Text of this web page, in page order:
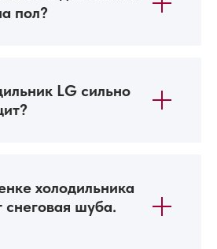
пол?
LG сильно
холодильника
снеговая шуба.